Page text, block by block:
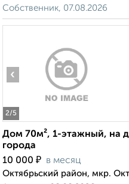
Собственник, 07.08.2026
2/5
‹
Дом 70м², 1-этажный, на
города
10 000 ₽ в месяц
Октябрьский район, мкр.